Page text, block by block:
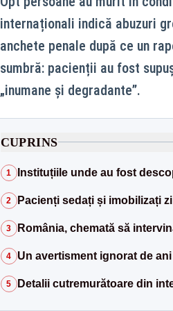
internaționali indică abuzuri
anchete penale după ce un
sumbră: pacienții au fost
„inumane și degradante”.
CUPRINS
1 Instituțiile unde au fost
2 Pacienți sedați și imobilizați
3 România, chemată să
4 Un avertisment ignorat de ani
5 Detalii cutremurătoare din